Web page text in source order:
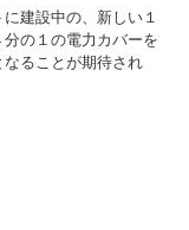
建設中の、新しい１
の１の電力カバーを
ることが期待され